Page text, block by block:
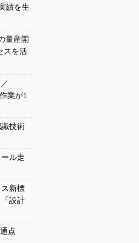
績を生
量産開
スを活
業が1
技術
ル走
新標
設計
点